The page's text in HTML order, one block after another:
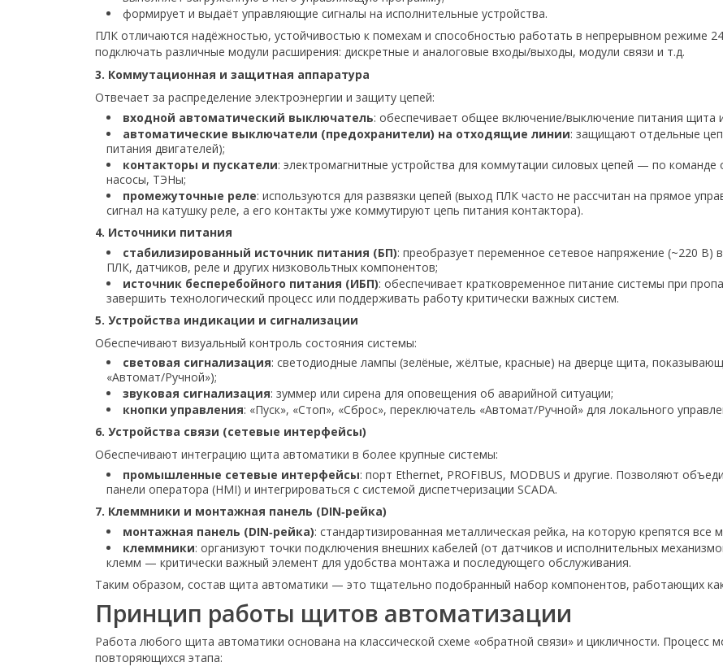
формирует и выдаёт управляющие сигналы на исполнительные устройства.
ПЛК отличаются надёжностью, устойчивостью к помехам и способностью работать в непрерывном режиме
подключать различные модули расширения: дискретные и аналоговые входы/выходы, модули связи и т.д.
3. Коммутационная и защитная аппаратура
Отвечает за распределение электроэнергии и защиту цепей:
входной автоматический выключатель: обеспечивает общее включение/выключение питания щита
автоматические выключатели (предохранители) на отходящие линии: защищают отдельные
питания двигателей);
контакторы и пускатели: электромагнитные устройства для коммутации силовых цепей — по
насосы, ТЭНы;
промежуточные реле: используются для развязки цепей (выход ПЛК часто не рассчитан на прямое
сигнал на катушку реле, а его контакты уже коммутируют цепь питания контактора).
4. Источники питания
стабилизированный источник питания (БП): преобразует переменное сетевое напряжение (~220
ПЛК, датчиков, реле и других низковольтных компонентов;
источник бесперебойного питания (ИБП): обеспечивает кратковременное питание системы при
завершить технологический процесс или поддерживать работу критически важных систем.
5. Устройства индикации и сигнализации
Обеспечивают визуальный контроль состояния системы:
световая сигнализация: светодиодные лампы (зелёные, жёлтые, красные) на дверце щита,
«Автомат/Ручной»);
звуковая сигнализация: зуммер или сирена для оповещения об аварийной ситуации;
кнопки управления: «Пуск», «Стоп», «Сброс», переключатель «Автомат/Ручной» для локального
6. Устройства связи (сетевые интерфейсы)
Обеспечивают интеграцию щита автоматики в более крупные системы:
промышленные сетевые интерфейсы: порт Ethernet, PROFIBUS, MODBUS и другие. Позволяют
панели оператора (HMI) и интегрироваться с системой диспетчеризации SCADA.
7. Клеммники и монтажная панель (DIN‑рейка)
монтажная панель (DIN‑рейка): стандартизированная металлическая рейка, на которую крепятся
клеммники: организуют точки подключения внешних кабелей (от датчиков и исполнительных
клемм — критически важный элемент для удобства монтажа и последующего обслуживания.
Таким образом, состав щита автоматики — это тщательно подобранный набор компонентов, работающих
Принцип работы щитов автоматизации
Работа любого щита автоматики основана на классической схеме «обратной связи» и цикличности. Процесс
повторяющихся этапа: